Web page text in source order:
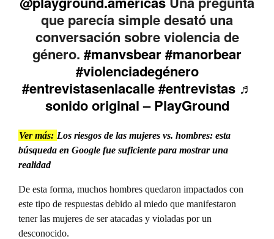
que parecía simple desató una
conversación sobre violencia de
género. #manvsbear#manorbear
#violenciadegénero
#entrevistasenlacalle #entrevistas ♬
sonido original – PlayGround
Ver más: Los riesgos de las mujeres vs. hombres: esta
búsqueda en Google fue suficiente para mostrar una
realidad
De esta forma, muchos hombres quedaron impactados con
este tipo de respuestas debido al miedo que manifestaron
tener las mujeres de ser atacadas y violadas por un
desconocido.